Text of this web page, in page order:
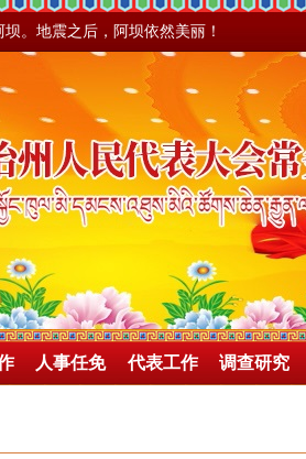
。地震之后，阿坝依然美丽！
人事任免 代表工作 调查研究